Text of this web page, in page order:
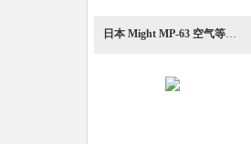
日本 Might MP‑63 空气等离子切割机